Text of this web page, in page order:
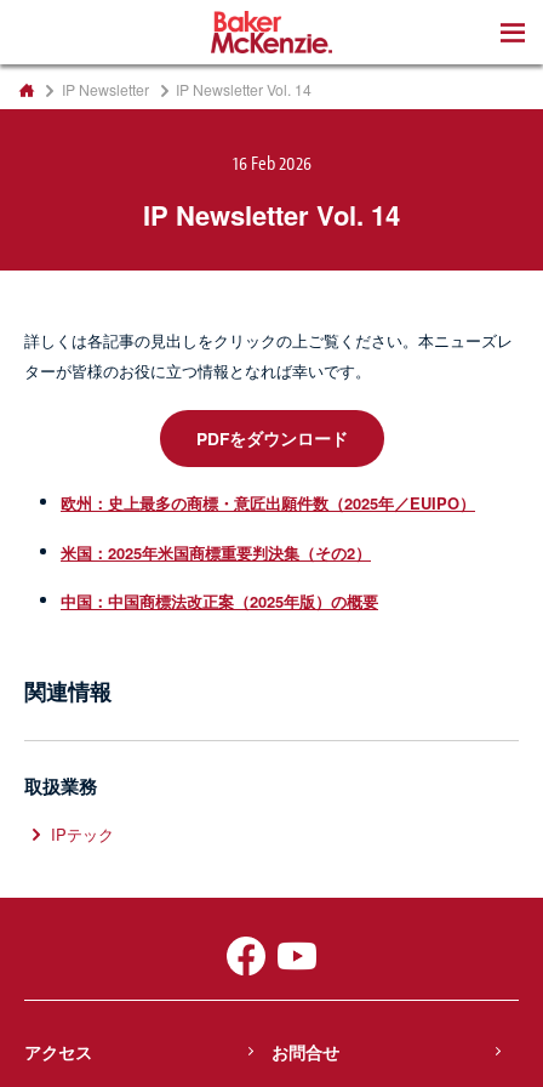
IP Newsletter IP Newsletter Vol. 14
16 Feb 2026
IP Newsletter Vol. 14
詳しくは各記事の見出しをクリックの上ご覧ください。本ニューズレ
ターが皆様のお役に立つ情報となれば幸いです。
PDFをダウンロード
欧州：史上最多の商標・意匠出願件数（2025年／EUIPO）
米国：2025年米国商標重要判決集（その2）
中国：中国商標法改正案（2025年版）の概要
関連情報
取扱業務
IPテック
アクセス
お問合せ